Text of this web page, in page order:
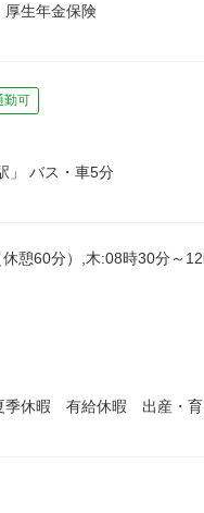
厚生年金保険
勤可
」 バス・車5分
憩60分）,木:08時30分～
休暇 有給休暇 出産・育